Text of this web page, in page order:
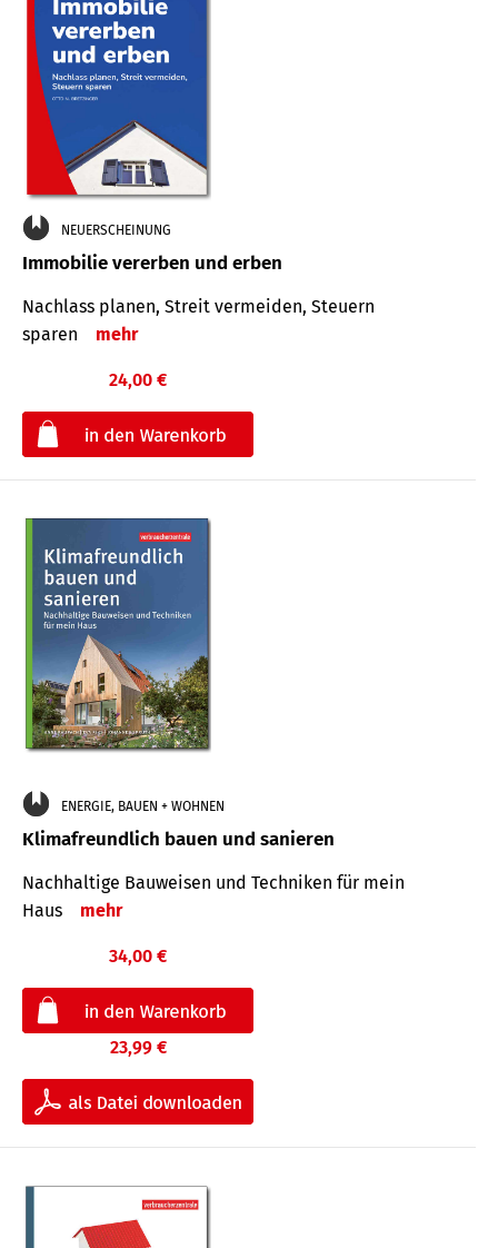
NEUERSCHEINUNG
Immobilie vererben und erben
Nachlass planen, Streit vermeiden, Steuern
sparen
mehr
24,00 €
ENERGIE, BAUEN + WOHNEN
Klimafreundlich bauen und sanieren
Nachhaltige Bauweisen und Techniken für mein
Haus
mehr
34,00 €
23,99 €